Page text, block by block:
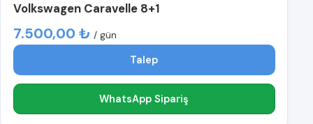
Volkswagen Caravelle 8+1
7.500,00 ₺ / gün
Talep
WhatsApp Sipariş